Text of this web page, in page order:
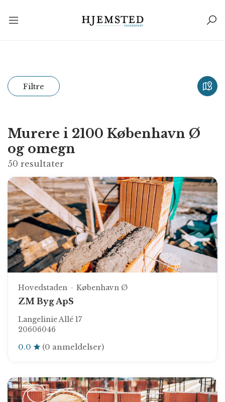
Filtre
Murere i 2100 København Ø
og omegn
50 resultater
Hovedstaden København Ø
ZM Byg ApS
Langelinie Allé 17
20606046
0.0 (0 anmeldelser)